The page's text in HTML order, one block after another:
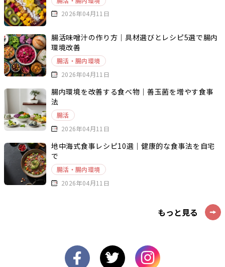
2026年04月11日
腸活味噌汁の作り方｜具材選びとレシピ5選で腸内
環境改善
腸活・腸内環境
2026年04月11日
腸内環境を改善する食べ物｜善玉菌を増やす食事
法
腸活
2026年04月11日
地中海式食事レシピ10選｜健康的な食事法を自宅
で
腸活・腸内環境
2026年04月11日
もっと見る